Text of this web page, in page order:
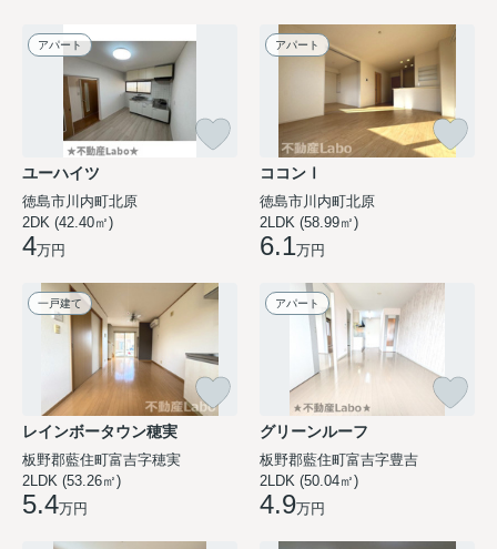
アパート
ユーハイツ
徳島市川内町北原
2DK (42.40㎡)
4万円
アパート
ココンⅠ
徳島市川内町北原
2LDK (58.99㎡)
6.1万円
一戸建て
レインボータウン穂実
板野郡藍住町富吉字穂実
2LDK (53.26㎡)
5.4万円
アパート
グリーンルーフ
板野郡藍住町富吉字豊吉
2LDK (50.04㎡)
4.9万円